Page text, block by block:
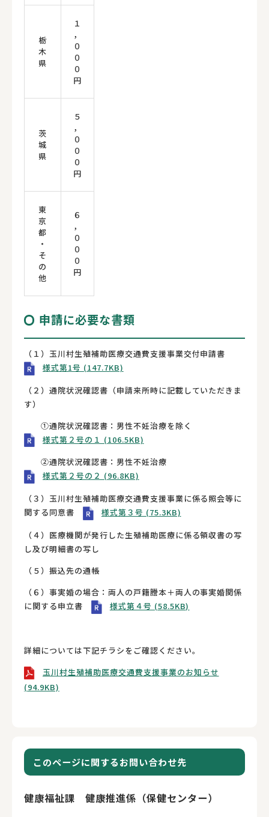
栃
木
県
１
，
０
０
０
円
茨
城
県
５
，
０
０
０
円
東
京
都
・
そ
の
他
６
，
０
０
０
円
申請に必要な書類
（１）玉川村生殖補助医療交通費支援事業交付申請書
様式第1号 (147.7KB)
（２）通院状況確認書（申請来所時に記載していただきま
す）
①通院状況確認書：男性不妊治療を除く
様式第２号の１ (106.5KB)
②通院状況確認書：男性不妊治療
様式第２号の２ (96.8KB)
（３）玉川村生殖補助医療交通費支援事業に係る照会等に
関する同意書
様式第３号 (75.3KB)
（４）医療機関が発行した生殖補助医療に係る領収書の写
し及び明細書の写し
（５）振込先の通帳
（６）事実婚の場合：両人の戸籍謄本＋両人の事実婚関係
に関する申立書
様式第４号 (58.5KB)
詳細については下記チラシをご確認ください。
玉川村生殖補助医療交通費支援事業のお知らせ
(94.9KB)
このページに関するお問い合わせ先
健康福祉課 健康推進係（保健センター）